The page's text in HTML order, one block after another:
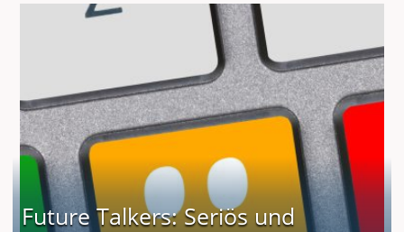
Future Talkers: Seriös und